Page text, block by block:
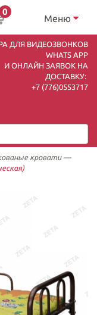
0
Меню
ДЛЯ ВИДЕОЗВОНКОВ
WHATS APP
И ОНЛАЙН ЗАЯВОК НА
ДОСТАВКУ:
+7 (776)0553717
кровати—